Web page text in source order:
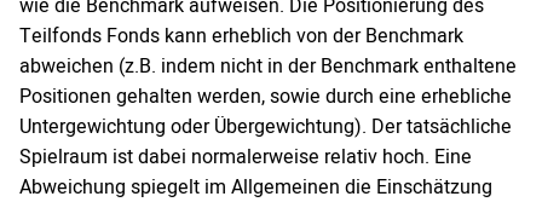
wie die Benchmark aufweisen. Die Positionierung des
Teilfonds Fonds kann erheblich von der Benchmark
abweichen (z.B. indem nicht in der Benchmark enthaltene
Positionen gehalten werden, sowie durch eine erhebliche
Untergewichtung oder Übergewichtung). Der tatsächliche
Spielraum ist dabei normalerweise relativ hoch. Eine
Abweichung spiegelt im Allgemeinen die Einschätzung